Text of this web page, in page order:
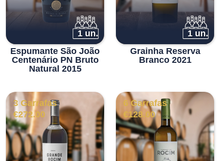
1 un.
Espumante São João
Centenário PN Bruto
Natural 2015
1 un.
Grainha Reserva
Branco 2021
3 Garrafas
€272.00
6 Garrafas
€128.00